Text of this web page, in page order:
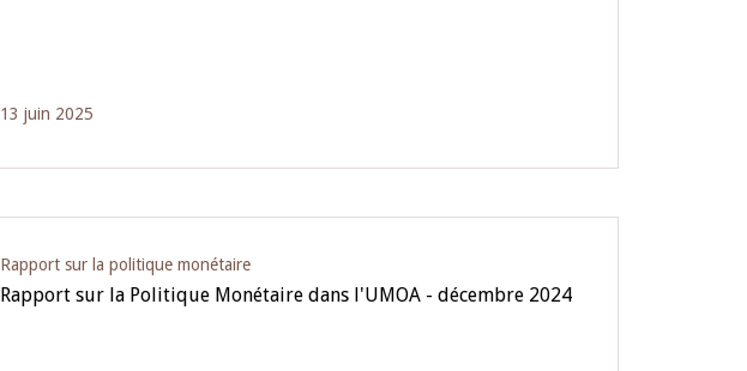
13 juin 2025
Rapport sur la politique monétaire
Rapport sur la Politique Monétaire dans l'UMOA - décembre 2024